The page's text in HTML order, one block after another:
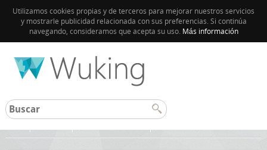
Utilizamos cookies propias y de terceros para mejorar nuestros servicios
y mostrarle publicidad relacionada con sus preferencias. Si continúa
navegando, consideramos que acepta su uso. Más información